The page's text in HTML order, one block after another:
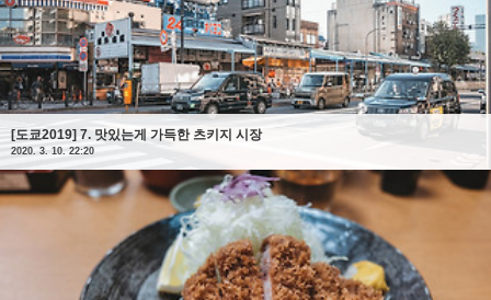
[도쿄2019] 7. 맛있는게 가득한 츠키지 시장
2020. 3. 10. 22:20